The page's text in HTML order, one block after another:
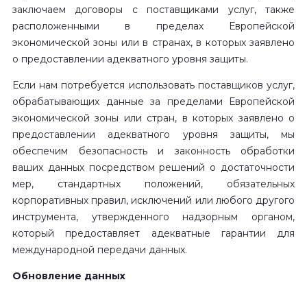
заключаем договоры с поставщиками услуг, также
расположенными в пределах Европейской
экономической зоны или в странах, в которых заявлено
о предоставлении адекватного уровня защиты.
Если нам потребуется использовать поставщиков услуг,
обрабатывающих данные за пределами Европейской
экономической зоны или стран, в которых заявлено о
предоставлении адекватного уровня защиты, мы
обеспечим безопасность и законность обработки
ваших данных посредством решений о достаточности
мер, стандартных положений, обязательных
корпоративных правил, исключений или любого другого
инструмента, утвержденного надзорным органом,
который предоставляет адекватные гарантии для
международной передачи данных.
Обновление данных